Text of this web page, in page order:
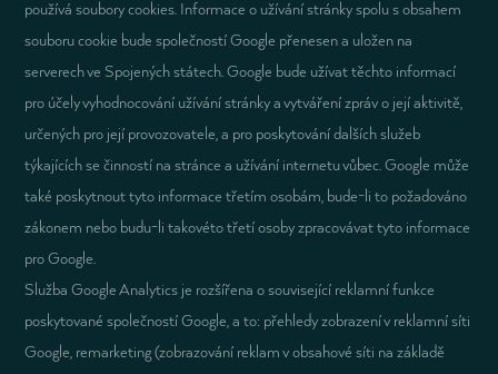
používá soubory cookies. Informace o užívání stránky spolu s obsahem
souboru cookie bude společností Google přenesen a uložen na
serverech ve Spojených státech. Google bude užívat těchto informací
pro účely vyhodnocování užívání stránky a vytváření zpráv o její aktivitě,
určených pro její provozovatele, a pro poskytování dalších služeb
týkajících se činností na stránce a užívání internetu vůbec. Google může
také poskytnout tyto informace třetím osobám, bude-li to požadováno
zákonem nebo budu-li takovéto třetí osoby zpracovávat tyto informace
pro Google.
Služba Google Analytics je rozšířena o související reklamní funkce
poskytované společností Google, a to: přehledy zobrazení v reklamní síti
Google, remarketing (zobrazování reklam v obsahové síti na základě